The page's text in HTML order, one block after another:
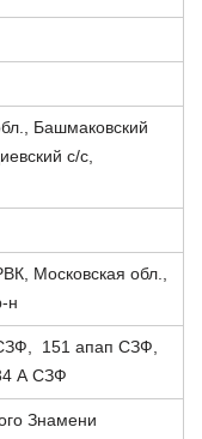
Башмаковский
с/с,
Московская обл.,
н
151 апап СЗФ,
А СЗФ
Знамени